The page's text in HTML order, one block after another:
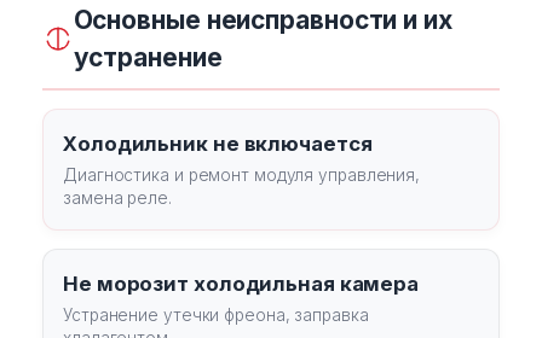
Основные неисправности и их
устранение
Холодильник не включается
Диагностика и ремонт модуля управления,
замена реле.
Не морозит холодильная камера
Устранение утечки фреона, заправка